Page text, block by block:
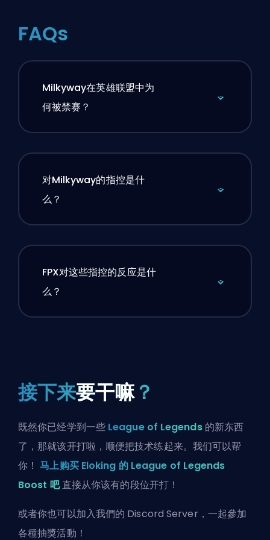
FAQs
Milkyway在英雄联盟中为
何被禁赛？
对Milkyway的指控是什
么？
FPX对这些指控的反应是什
么？
接下来要干嘛？
既然你已经学到一些 League of Legends的新东西
了，那就该开打啦，顺便把技术练起来。我们可以帮
你！马上购买 Eloking 的 League of Legends
Boost 吧直接从你该有的段位开打！
或者你也可以加入我們的 Discord Server ，一起參加
各種抽獎活動！